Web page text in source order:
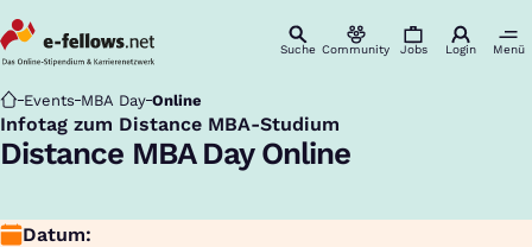
Suche Community Jobs Login Menü
Startseite
Events MBA Day Online
Infotag zum Distance MBA-Studium
:
Distance MBA Day Online
Datum: